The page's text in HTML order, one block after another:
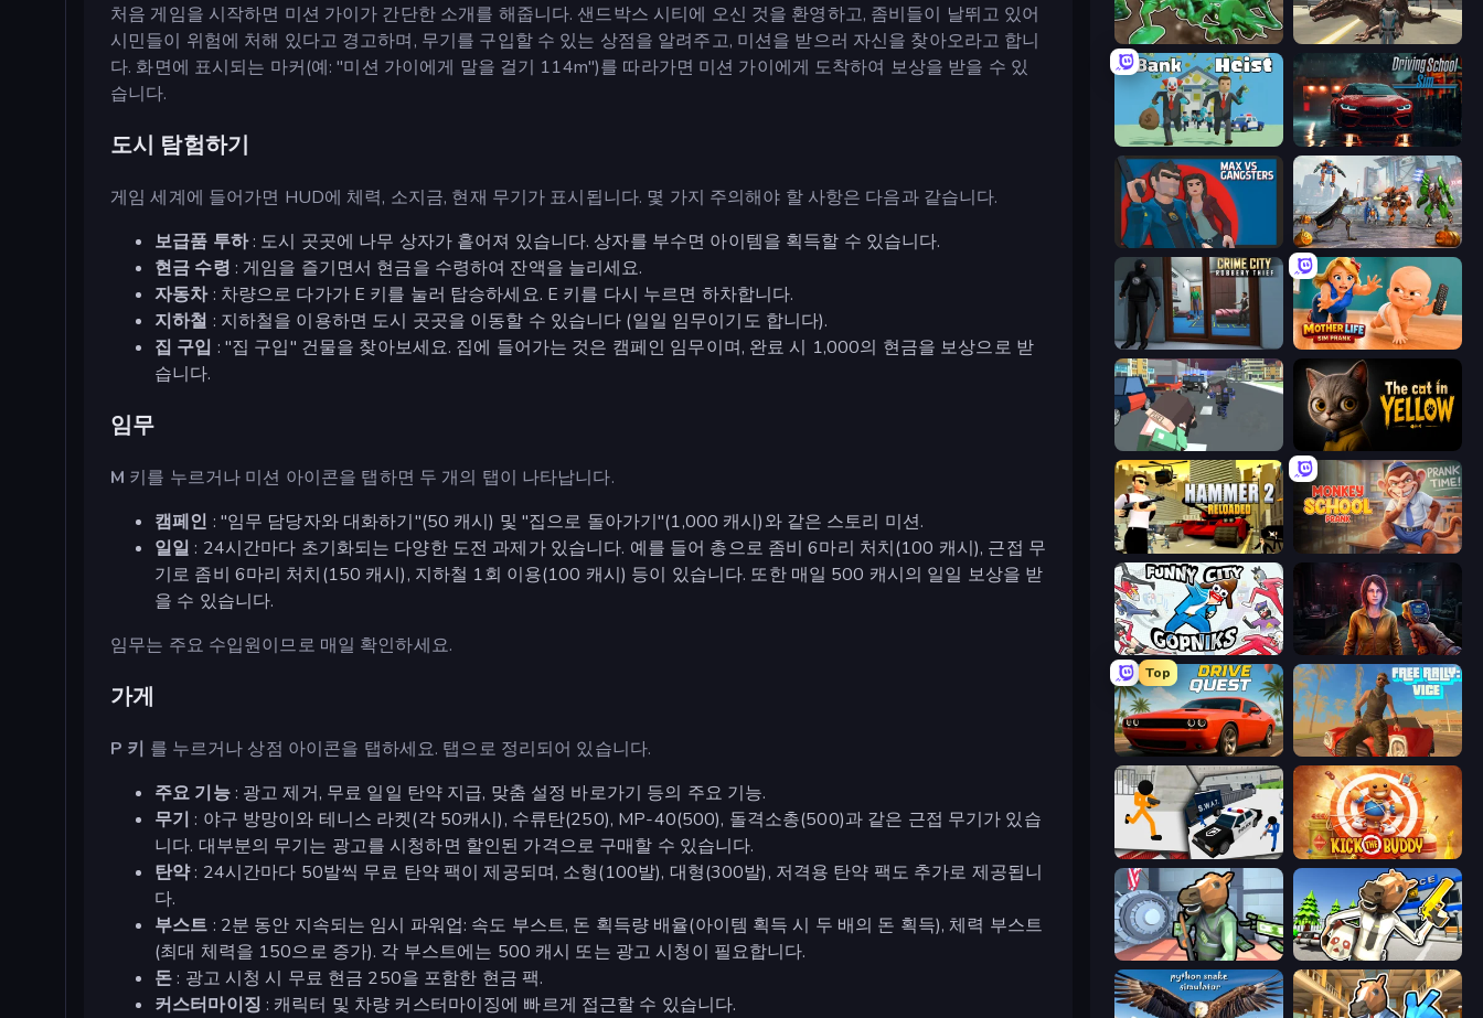
처음 게임을 시작하면 미션 가이가 간단한 소개를 해줍니다. 샌드박스 시티에 오신 것을 환영하고, 좀비들이 날뛰고 있어
시민들이 위험에 처해 있다고 경고하며, 무기를 구입할 수 있는 상점을 알려주고, 미션을 받으러 자신을 찾아오라고 합니
다. 화면에 표시되는 마커(예: "미션 가이에게 말을 걸기 114m")를 따라가면 미션 가이에게 도착하여 보상을 받을 수 있
습니다.
도시 탐험하기
게임 세계에 들어가면 HUD에 체력, 소지금, 현재 무기가 표시됩니다. 몇 가지 주의해야 할 사항은 다음과 같습니다.
보급품 투하: 도시 곳곳에 나무 상자가 흩어져 있습니다. 상자를 부수면 아이템을 획득할 수 있습니다.
현금 수령 : 게임을 즐기면서 현금을 수령하여 잔액을 늘리세요.
자동차: 차량으로 다가가 E 키를 눌러 탑승하세요. E 키를 다시 누르면 하차합니다.
지하철 : 지하철을 이용하면 도시 곳곳을 이동할 수 있습니다 (일일 임무이기도 합니다).
집 구입 : "집 구입" 건물을 찾아보세요. 집에 들어가는 것은 캠페인 임무이며, 완료 시 1,000의 현금을 보상으로 받
습니다.
임무
M 키를 누르거나 미션 아이콘을 탭하면 두 개의 탭이 나타납니다.
캠페인 : "임무 담당자와 대화하기"(50 캐시) 및 "집으로 돌아가기"(1,000 캐시)와 같은 스토리 미션.
일일 : 24시간마다 초기화되는 다양한 도전 과제가 있습니다. 예를 들어 총으로 좀비 6마리 처치(100 캐시), 근접 무
기로 좀비 6마리 처치(150 캐시), 지하철 1회 이용(100 캐시) 등이 있습니다. 또한 매일 500 캐시의 일일 보상을 받
을 수 있습니다.
임무는 주요 수입원이므로 매일 확인하세요.
가게
P 키 를 누르거나 상점 아이콘을 탭하세요. 탭으로 정리되어 있습니다.
주요 기능: 광고 제거, 무료 일일 탄약 지급, 맞춤 설정 바로가기 등의 주요 기능.
무기 : 야구 방망이와 테니스 라켓(각 50캐시), 수류탄(250), MP-40(500), 돌격소총(500)과 같은 근접 무기가 있습
니다. 대부분의 무기는 광고를 시청하면 할인된 가격으로 구매할 수 있습니다.
탄약: 24시간마다 50발씩 무료 탄약 팩이 제공되며, 소형(100발), 대형(300발), 저격용 탄약 팩도 추가로 제공됩니
다.
부스트 : 2분 동안 지속되는 임시 파워업: 속도 부스트, 돈 획득량 배율(아이템 획득 시 두 배의 돈 획득), 체력 부스트
(최대 체력을 150으로 증가). 각 부스트에는 500 캐시 또는 광고 시청이 필요합니다.
돈 : 광고 시청 시 무료 현금 250을 포함한 현금 팩.
커스터마이징 : 캐릭터 및 차량 커스터마이징에 빠르게 접근할 수 있습니다.
Soldiers - Capture and Control! Dragon Vice City
Bank Heist Driving School Simulator
Max vs Gangsters Flying Bat Robot Car Transform Game
Crime City Robbery Thief Games Mother Life Simulator: Prank
The Cat in Yellow
Hammer 2 Monkey School Prank
Funny City: Gopniks Survival Zone Zombie Outbreak
Top
Drive Quest Free Rally: Vice
Stickman Prison: Counter Assault Kick the Buddy
Bank Robbery Bank Robbery: Escape